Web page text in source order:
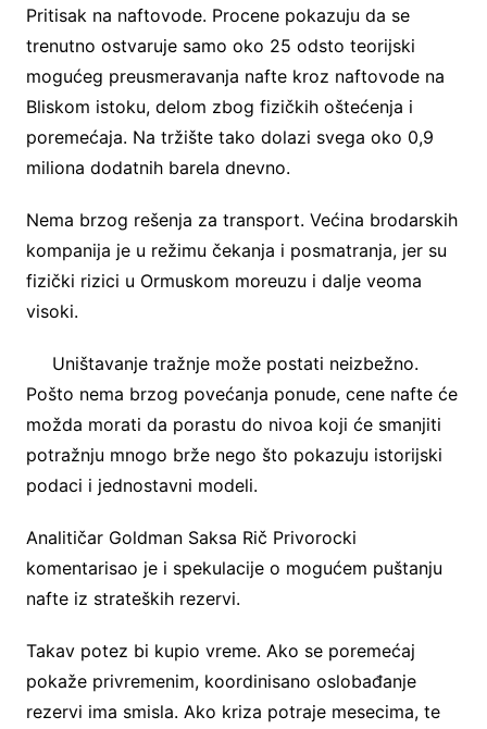
Pritisak na naftovode. Procene pokazuju da se
trenutno ostvaruje samo oko 25 odsto teorijski
mogućeg preusmeravanja nafte kroz naftovode na
Bliskom istoku, delom zbog fizičkih oštećenja i
poremećaja. Na tržište tako dolazi svega oko 0,9
miliona dodatnih barela dnevno.
Nema brzog rešenja za transport. Većina brodarskih
kompanija je u režimu čekanja i posmatranja, jer su
fizički rizici u Ormuskom moreuzu i dalje veoma
visoki.
Uništavanje tražnje može postati neizbežno.
Pošto nema brzog povećanja ponude, cene nafte će
možda morati da porastu do nivoa koji će smanjiti
potražnju mnogo brže nego što pokazuju istorijski
podaci i jednostavni modeli.
Analitičar Goldman Saksa Rič Privorocki
komentarisao je i spekulacije o mogućem puštanju
nafte iz strateških rezervi.
Takav potez bi kupio vreme. Ako se poremećaj
pokaže privremenim, koordinisano oslobađanje
rezervi ima smisla. Ako kriza potraje mesecima, te